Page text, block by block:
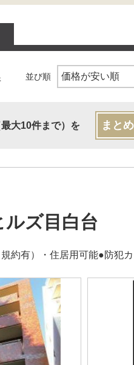
並び順
大10件まで）を まと
ルズ目白台
約有）・住居用可能●防犯